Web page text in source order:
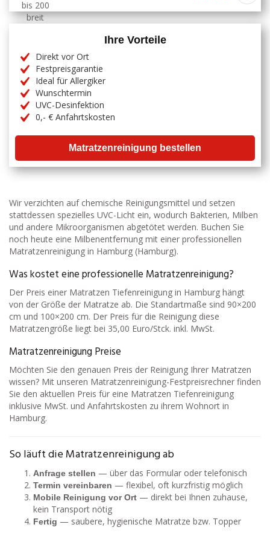
Ihre Vorteile
Direkt vor Ort
Festpreisgarantie
Ideal für Allergiker
Wunschtermin
UVC-Desinfektion
0,- € Anfahrtskosten
Matratzenreinigung bestellen
Wir verzichten auf chemische Reinigungsmittel und setzen
stattdessen spezielles UVC-Licht ein, wodurch Bakterien, Milben
und andere Mikroorganismen abgetötet werden. Buchen Sie
noch heute eine Milbenentfernung mit einer professionellen
Matratzenreinigung in Hamburg (Hamburg).
Was kostet eine professionelle Matratzenreinigung?
Der Preis einer Matratzen Tiefenreinigung in Hamburg hängt
von der Größe der Matratze ab. Die Standartmaße sind 90×200
cm und 100×200 cm. Der Preis für die Reinigung diese
Matratzengröße liegt bei 35,00 Euro/Stck. inkl. MwSt.
Matratzenreinigung Preise
Möchten Sie den genauen Preis der Reinigung Ihrer Matratzen
wissen? Mit unseren Matratzenreinigung-Festpreisrechner finden
Sie den aktuellen Preis für eine Matratzen Tiefenreinigung
inklusive MwSt. und Anfahrtskosten zu ihrem Wohnort in
Hamburg.
So läuft die Matratzenreinigung ab
Anfrage stellen — über das Formular oder telefonisch
Termin vereinbaren — flexibel, oft kurzfristig möglich
Mobile Reinigung vor Ort — direkt bei Ihnen zuhause,
kein Transport nötig
Fertig — saubere, hygienische Matratze bzw. Topper